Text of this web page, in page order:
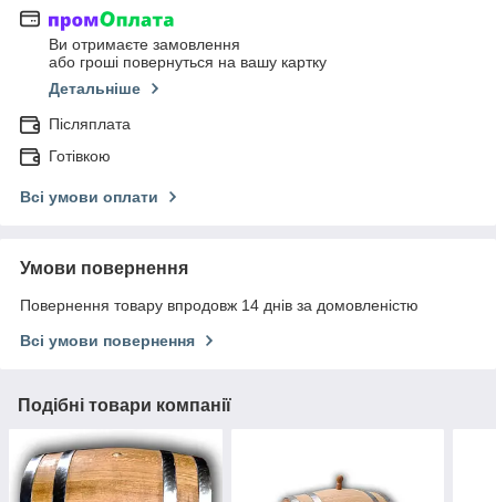
Ви отримаєте замовлення
або гроші повернуться на вашу картку
Детальніше
Післяплата
Готівкою
Всі умови оплати
Умови повернення
Повернення товару впродовж 14 днів за домовленістю
Всі умови повернення
Подібні товари компанії